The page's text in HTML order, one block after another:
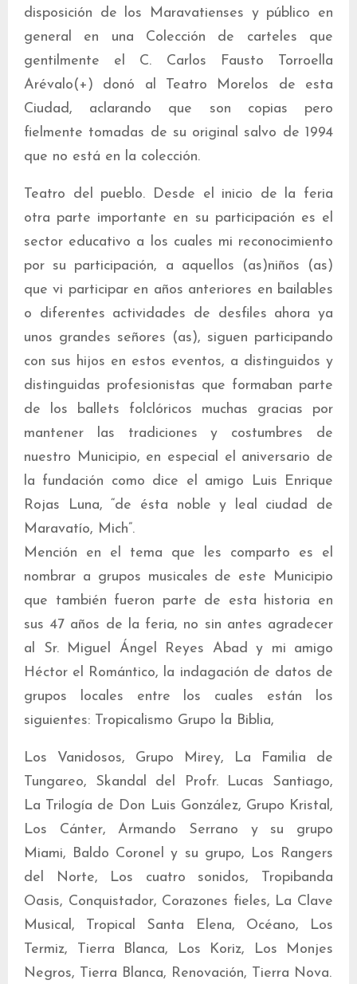
disposición de los Maravatienses y público en
general en una Colección de carteles que
gentilmente el C. Carlos Fausto Torroella
Arévalo(+) donó al Teatro Morelos de esta
Ciudad, aclarando que son copias pero
fielmente tomadas de su original salvo de 1994
que no está en la colección.
Teatro del pueblo. Desde el inicio de la feria
otra parte importante en su participación es el
sector educativo a los cuales mi reconocimiento
por su participación, a aquellos (as)niños (as)
que vi participar en años anteriores en bailables
o diferentes actividades de desfiles ahora ya
unos grandes señores (as), siguen participando
con sus hijos en estos eventos, a distinguidos y
distinguidas profesionistas que formaban parte
de los ballets folclóricos muchas gracias por
mantener las tradiciones y costumbres de
nuestro Municipio, en especial el aniversario de
la fundación como dice el amigo Luis Enrique
Rojas Luna, “de ésta noble y leal ciudad de
Maravatío, Mich”.
Mención en el tema que les comparto es el
nombrar a grupos musicales de este Municipio
que también fueron parte de esta historia en
sus 47 años de la feria, no sin antes agradecer
al Sr. Miguel Ángel Reyes Abad y mi amigo
Héctor el Romántico, la indagación de datos de
grupos locales entre los cuales están los
siguientes: Tropicalismo Grupo la Biblia,
Los Vanidosos, Grupo Mirey, La Familia de
Tungareo, Skandal del Profr. Lucas Santiago,
La Trilogía de Don Luis González, Grupo Kristal,
Los Cánter, Armando Serrano y su grupo
Miami, Baldo Coronel y su grupo, Los Rangers
del Norte, Los cuatro sonidos, Tropibanda
Oasis, Conquistador, Corazones fieles, La Clave
Musical, Tropical Santa Elena, Océano, Los
Termiz, Tierra Blanca, Los Koriz, Los Monjes
Negros, Tierra Blanca, Renovación, Tierra Nova.